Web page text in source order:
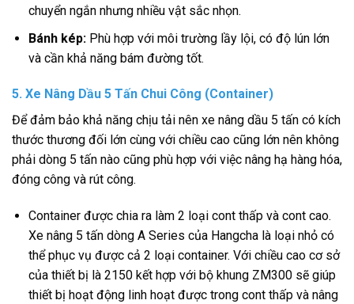
chuyển ngắn nhưng nhiều vật sắc nhọn.
Bánh kép:Phù hợp với môi trường lầy lội, có độ lún lớn
và cần khả năng bám đường tốt.
5. Xe Nâng Dầu 5 Tấn Chui Công (Container)
Để đảm bảo khả năng chịu tải nên xe nâng dầu 5 tấn có kích
thước thương đối lớn cùng với chiều cao cũng lớn nên không
phải dòng 5 tấn nào cũng phù hợp với việc nâng hạ hàng hóa,
đóng công và rút công.
Container được chia ra làm 2 loại cont thấp và cont cao.
Xe nâng 5 tấn dòng A Series của Hangcha là loại nhỏ có
thể phục vụ được cả 2 loại container. Với chiều cao cơ sở
của thiết bị là 2150 kết hợp với bộ khung ZM300 sẽ giúp
thiết bị hoạt động linh hoạt được trong cont thấp và nâng